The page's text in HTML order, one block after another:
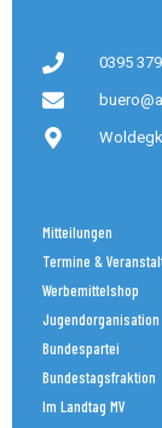
0395
Mitteilungen
Termine &
Werbemittelshop
Jugendorganisation
Bundespartei
Bundestagsfraktion
Im Landtag MV